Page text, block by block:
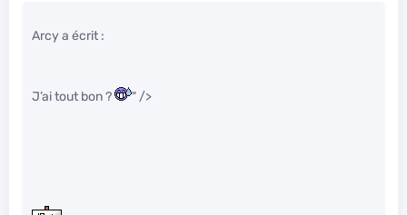
Arcy a écrit :
J’ai tout bon ? " />